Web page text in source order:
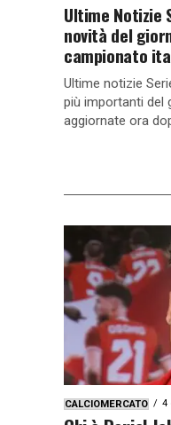
Ultime Notizie
novità del
campionato
Ultime notizie
più importanti del
aggiornate ora
CALCIOMERCATO 4